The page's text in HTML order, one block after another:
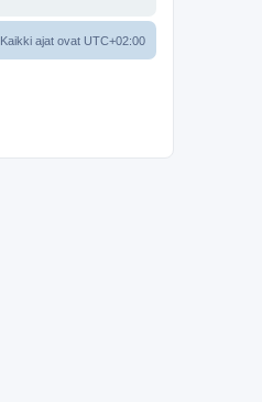
Kaikki ajat ovat UTC+02:00